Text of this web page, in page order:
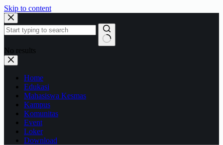
Skip to content
No results
Home
Edukasi
Mahasiswa Kesmas
Kampus
Komunitas
Event
Loker
Download